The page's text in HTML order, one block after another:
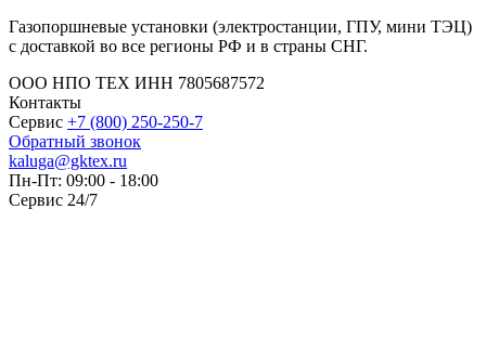
Газопоршневые установки (электростанции, ГПУ, мини ТЭЦ)
с доставкой во все регионы РФ и в страны СНГ.
ООО НПО ТЕХ ИНН 7805687572
Контакты
Сервис +7 (800) 250-250-7
Обратный звонок
kaluga@gktex.ru
Пн-Пт: 09:00 - 18:00
Сервис 24/7